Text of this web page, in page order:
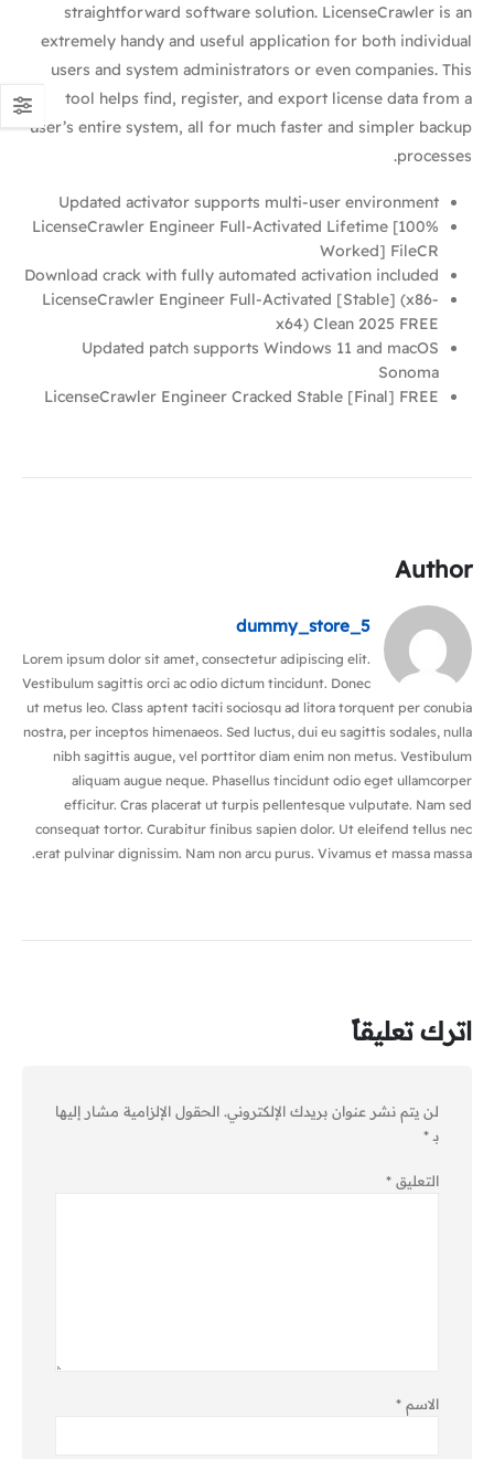
straightforward software solution. LicenseCrawler is an
extremely handy and useful application for both individual
users and system administrators or even companies. This
tool helps find, register, and export license data from a
user’s entire system, all for much faster and simpler backup
processes.
Updated activator supports multi-user environment
LicenseCrawler Engineer Full-Activated Lifetime [100%
Worked] FileCR
Download crack with fully automated activation included
LicenseCrawler Engineer Full-Activated [Stable] (x86-
x64) Clean 2025 FREE
Updated patch supports Windows 11 and macOS
Sonoma
LicenseCrawler Engineer Cracked Stable [Final] FREE
Author
dummy_store_5
Lorem ipsum dolor sit amet, consectetur adipiscing elit.
Vestibulum sagittis orci ac odio dictum tincidunt. Donec
ut metus leo. Class aptent taciti sociosqu ad litora torquent per conubia
nostra, per inceptos himenaeos. Sed luctus, dui eu sagittis sodales, nulla
nibh sagittis augue, vel porttitor diam enim non metus. Vestibulum
aliquam augue neque. Phasellus tincidunt odio eget ullamcorper
efficitur. Cras placerat ut turpis pellentesque vulputate. Nam sed
consequat tortor. Curabitur finibus sapien dolor. Ut eleifend tellus nec
erat pulvinar dignissim. Nam non arcu purus. Vivamus et massa massa.
اترك تعليقاً
لن يتم نشر عنوان بريدك الإلكتروني. الحقول الإلزامية مشار إليها
بـ*
التعليق *
الاسم *